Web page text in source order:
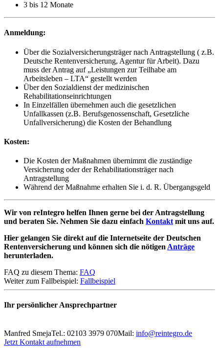
3 bis 12 Monate
Anmeldung:
Über die Sozialversicherungsträger nach Antragstellung ( z.B.
Deutsche Rentenversicherung, Agentur für Arbeit). Dazu
muss der Antrag auf „Leistungen zur Teilhabe am
Arbeitsleben – LTA“ gestellt werden
Über den Sozialdienst der medizinischen
Rehabilitationseinrichtungen
In Einzelfällen übernehmen auch die gesetzlichen
Unfallkassen (z.B. Berufsgenossenschaft, Gesetzliche
Unfallversicherung) die Kosten der Behandlung
Kosten:
Die Kosten der Maßnahmen übernimmt die zuständige
Versicherung oder der Rehabilitationsträger nach
Antragstellung
Während der Maßnahme erhalten Sie i. d. R. Übergangsgeld
Wir von reIntegro helfen Ihnen gerne bei der Antragstellung
und beraten Sie. Nehmen Sie dazu einfach Kontakt mit uns auf.
Hier gelangen Sie direkt auf die Internetseite der Deutschen
Rentenversicherung und können sich die nötigen Anträge
herunterladen.
FAQ zu diesem Thema: FAQ
Weiter zum Fallbeispiel: Fallbeispiel
Ihr persönlicher Ansprechpartner
Manfred SmejaTel.: 02103 3979 070Mail: info@reintegro.de
Jetzt Kontakt aufnehmen